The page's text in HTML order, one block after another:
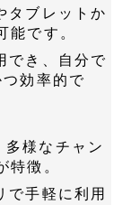
タブレットか
能です。
でき、自分で
効率的で
様なチャン
特徴。
で手軽に利用